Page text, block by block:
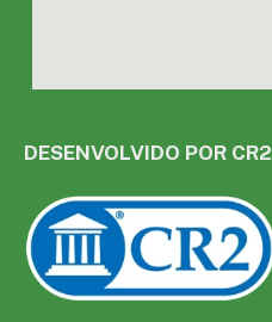
DESENVOLVIDO POR CR2